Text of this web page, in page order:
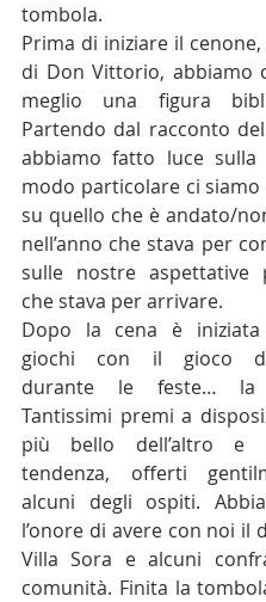
tombola.
Prima di iniziare il cenone,
di Don Vittorio, abbiamo
meglio una figura
Partendo dal racconto
abbiamo fatto luce sulla
modo particolare ci
su quello che è andato/
nell’anno che stava per
sulle nostre aspettative
che stava per arrivare.
Dopo la cena è
giochi con il gioco
durante le feste… la
Tantissimi premi a
più bello dell’altro e
tendenza, offerti
alcuni degli ospiti.
l’onore di avere con noi il
Villa Sora e alcuni
comunità. Finita la